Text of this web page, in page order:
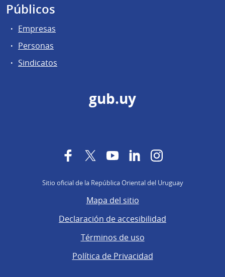
Públicos
Empresas
Personas
Sindicatos
gub.uy
FacebookTwitterYouTubeLinkedInInstagram
Sitio oficial de la República Oriental del Uruguay
Mapa del sitio
Declaración de accesibilidad
Términos de uso
Política de Privacidad